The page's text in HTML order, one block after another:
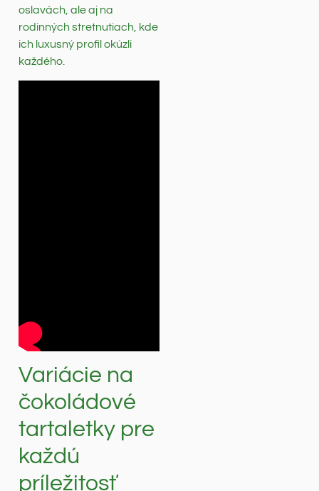
oslavách, ale aj na
rodinných stretnutiach, kde
ich luxusný profil okúzli
každého.
Variácie na
čokoládové
tartaletky pre
každú
príležitosť